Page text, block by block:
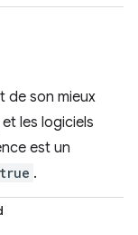
de son mieux
les logiciels
est un
true .